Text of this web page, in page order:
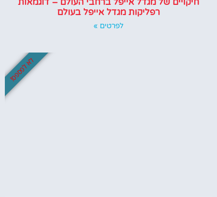
רפליקות מגדל אייפל בעולם
לפרטים »
לא לפספס!